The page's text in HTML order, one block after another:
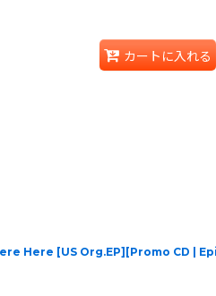
カートに入れる
Here [US Org.EP][Promo CD | Epic]